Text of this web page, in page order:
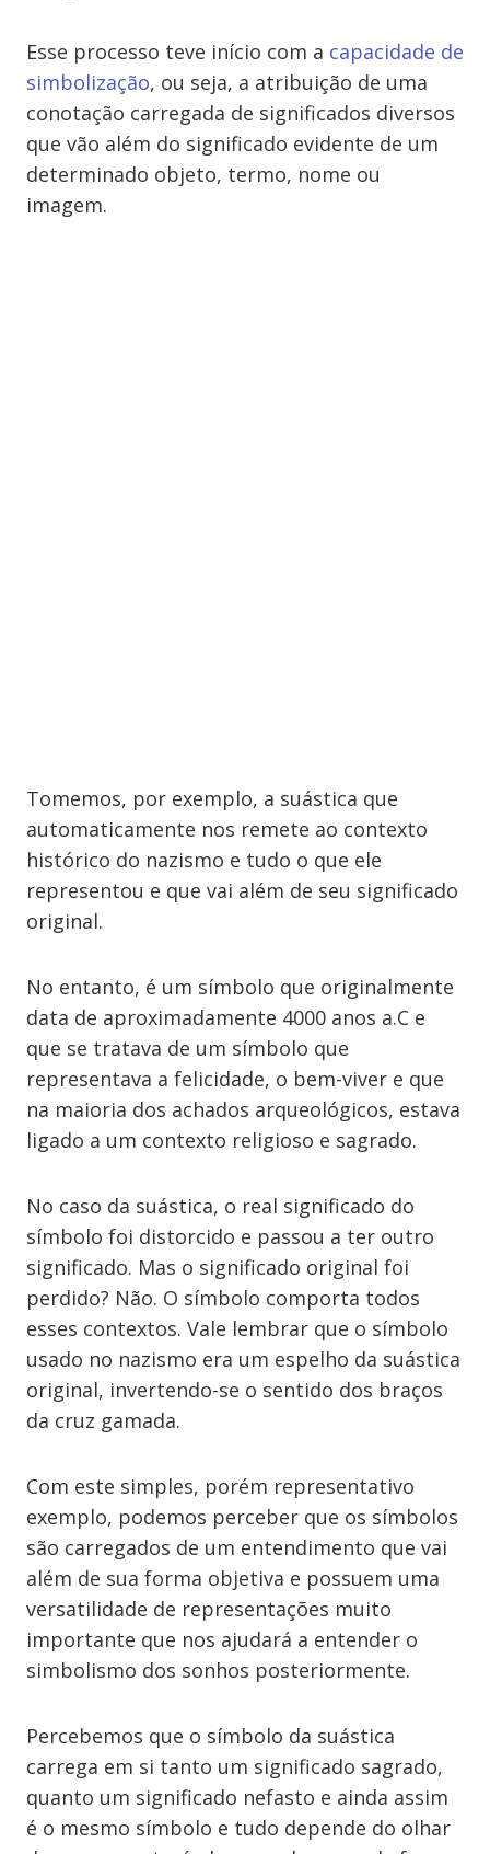
Esse processo teve início com a capacidade de
simbolização, ou seja, a atribuição de uma
conotação carregada de significados diversos
que vão além do significado evidente de um
determinado objeto, termo, nome ou
imagem.
Tomemos, por exemplo, a suástica que
automaticamente nos remete ao contexto
histórico do nazismo e tudo o que ele
representou e que vai além de seu significado
original.
No entanto, é um símbolo que originalmente
data de aproximadamente 4000 anos a.C e
que se tratava de um símbolo que
representava a felicidade, o bem-viver e que
na maioria dos achados arqueológicos, estava
ligado a um contexto religioso e sagrado.
No caso da suástica, o real significado do
símbolo foi distorcido e passou a ter outro
significado. Mas o significado original foi
perdido? Não. O símbolo comporta todos
esses contextos. Vale lembrar que o símbolo
usado no nazismo era um espelho da suástica
original, invertendo-se o sentido dos braços
da cruz gamada.
Com este simples, porém representativo
exemplo, podemos perceber que os símbolos
são carregados de um entendimento que vai
além de sua forma objetiva e possuem uma
versatilidade de representações muito
importante que nos ajudará a entender o
simbolismo dos sonhos posteriormente.
Percebemos que o símbolo da suástica
carrega em si tanto um significado sagrado,
quanto um significado nefasto e ainda assim
é o mesmo símbolo e tudo depende do olhar